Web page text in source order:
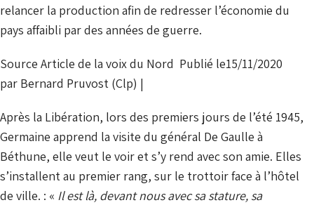
relancer la production afin de redresser l’économie du
pays affaibli par des années de guerre.
Source Article de la voix du Nord Publié le15/11/2020
par Bernard Pruvost (Clp) |
Après la Libération, lors des premiers jours de l’été 1945,
Germaine apprend la visite du général De Gaulle à
Béthune, elle veut le voir et s’y rend avec son amie. Elles
s’installent au premier rang, sur le trottoir face à l’hôtel
de ville. : « Il est là, devant nous avec sa stature, sa